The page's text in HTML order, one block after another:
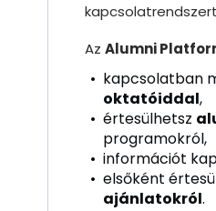
Az Alumni
kapcsolatban
oktatóiddal,
értesülhetsz
programokról,
információt
elsőként
ajánlatokról.